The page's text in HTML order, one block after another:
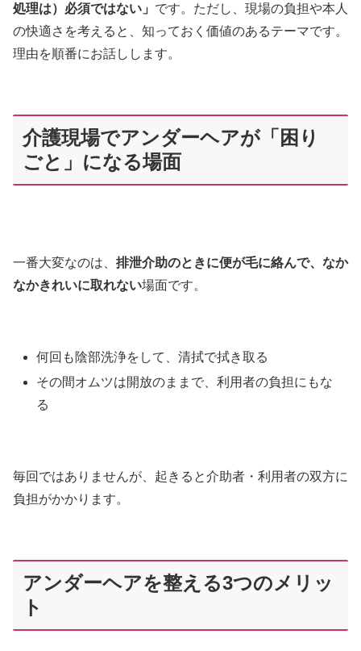
処理は）必須ではない」 です。ただし、現場の負担や本人
の快適さを考えると、知っておく価値のあるテーマです。
理由を順番にお話しします。
介護現場でアンダーヘアが「困り
ごと」になる場面
一番大変なのは、 排泄介助のときに便が毛に絡んで、なか
なかきれいに取れない場面です。
何回も陰部洗浄をして、清拭で拭き取る
その間オムツは開放のままで、利用者の負担にもな
る
毎回ではありませんが、起きると介助者・利用者の双方に
負担がかかります。
アンダーヘアを整える3つのメリッ
ト